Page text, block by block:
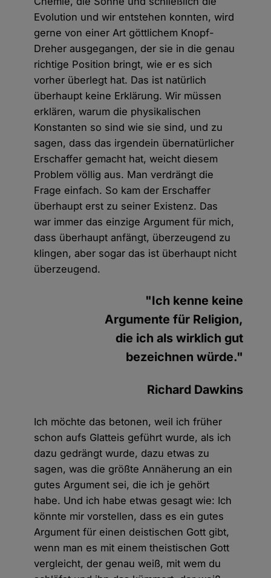
Evolution und wir entstehen konnten, wird
gerne von einer Art göttlichem Knopf-
Dreher ausgegangen, der sie in die genau
richtige Position bringt, wie er es sich
vorher überlegt hat. Das ist natürlich
überhaupt keine Erklärung. Wir müssen
erklären, warum die physikalischen
Konstanten so sind wie sie sind, und zu
sagen, dass das irgendein übernatürlicher
Erschaffer gemacht hat, weicht diesem
Problem völlig aus. Man verdrängt die
Frage einfach. So kam der Erschaffer
überhaupt erst zu seiner Existenz. Das
war immer das einzige Argument für mich,
dass überhaupt anfängt, überzeugend zu
klingen, aber sogar das ist überhaupt nicht
überzeugend.
"Ich kenne keine
Argumente für Religion,
die ich als wirklich gut
bezeichnen würde."
Richard Dawkins
Ich möchte das betonen, weil ich früher
schon aufs Glatteis geführt wurde, als ich
dazu gedrängt wurde, dazu etwas zu
sagen, was die größte Annäherung an ein
gutes Argument sei, die ich je gehört
habe. Und ich habe etwas gesagt wie: Ich
könnte mir vorstellen, dass es ein gutes
Argument für einen deistischen Gott gibt,
wenn man es mit einem theistischen Gott
vergleicht, der genau weiß, mit wem du